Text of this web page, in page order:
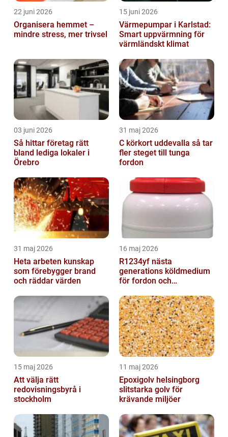
22 juni 2026
Organisera hemmet –
mindre stress, mer trivsel
15 juni 2026
Värmepumpar i Karlstad:
Smart uppvärmning för
värmländskt klimat
03 juni 2026
Så hittar företag rätt
bland lediga lokaler i
Örebro
31 maj 2026
C körkort uddevalla så tar
fler steget till tunga
fordon
31 maj 2026
Heta arbeten kunskap
som förebygger brand
och räddar värden
16 maj 2026
R1234yf nästa
generations köldmedium
för fordon och
15 maj 2026
Att välja rätt
redovisningsbyrå i
stockholm
11 maj 2026
Epoxigolv helsingborg
slitstarka golv för
krävande miljöer